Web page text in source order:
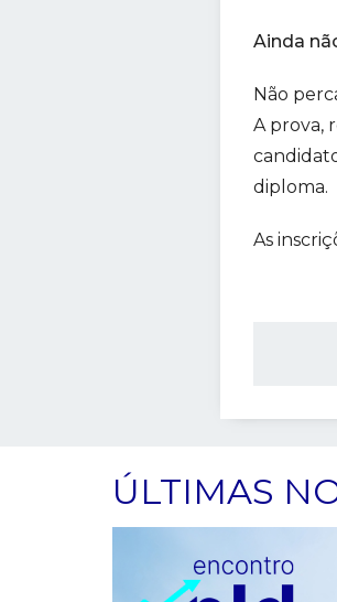
Ainda
Não
A prova,
diploma.
As
ÚLTIMAS